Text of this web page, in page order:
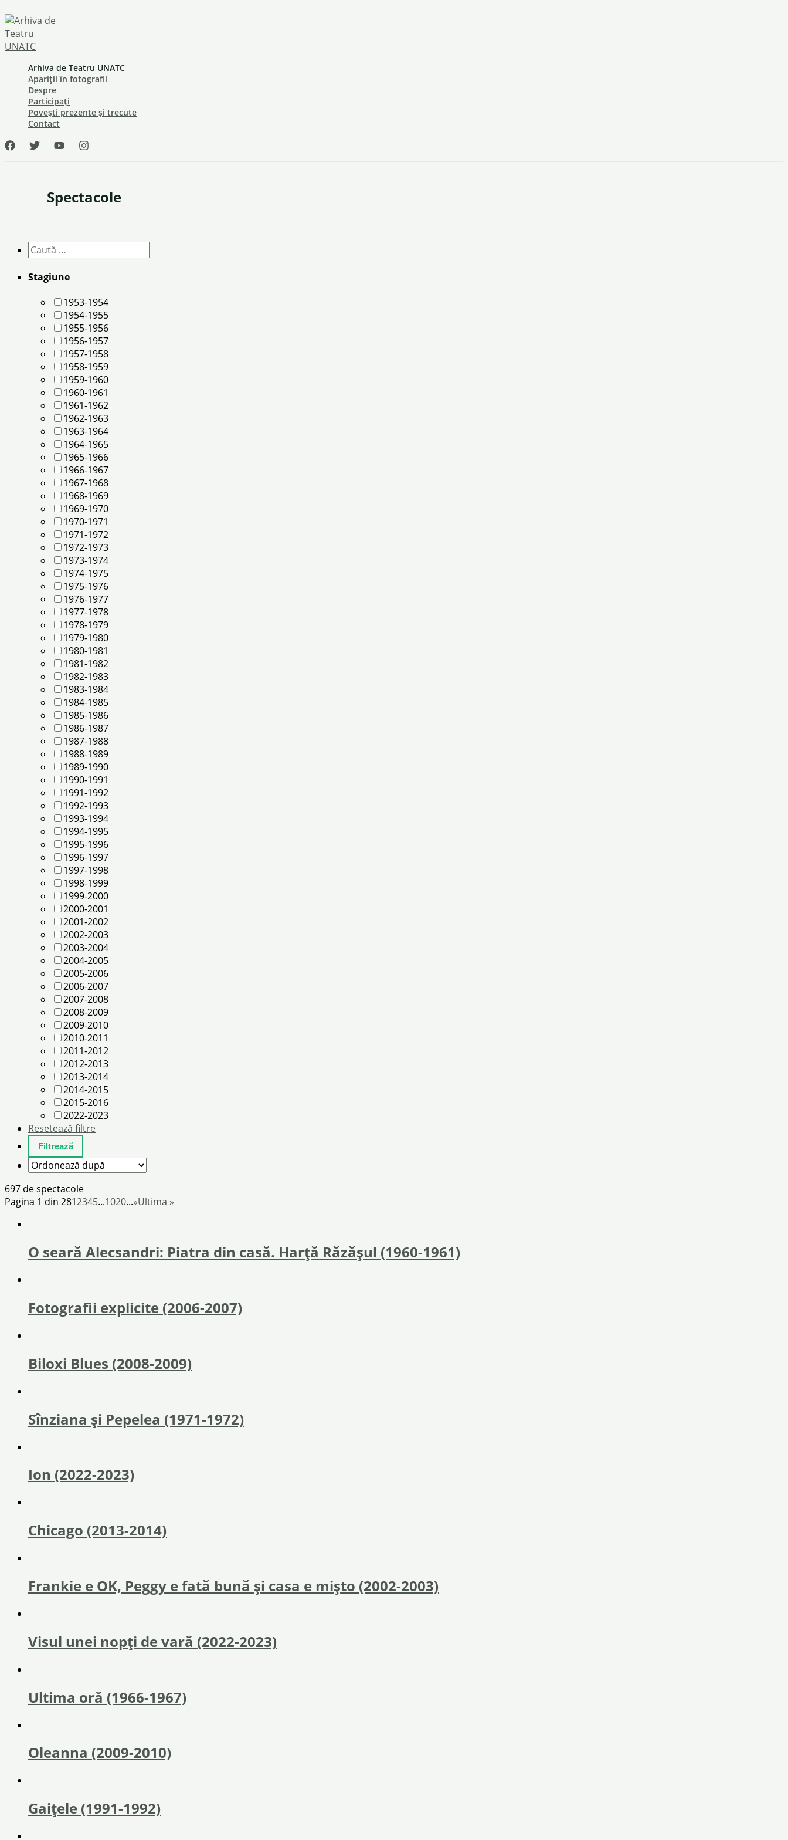
to
content
Arhiva de Teatru UNATC
Apariții în fotografii
Despre
Participați
Povești prezente și trecute
Contact
Spectacole
Stagiune
1953-1954
1954-1955
1955-1956
1956-1957
1957-1958
1958-1959
1959-1960
1960-1961
1961-1962
1962-1963
1963-1964
1964-1965
1965-1966
1966-1967
1967-1968
1968-1969
1969-1970
1970-1971
1971-1972
1972-1973
1973-1974
1974-1975
1975-1976
1976-1977
1977-1978
1978-1979
1979-1980
1980-1981
1981-1982
1982-1983
1983-1984
1984-1985
1985-1986
1986-1987
1987-1988
1988-1989
1989-1990
1990-1991
1991-1992
1992-1993
1993-1994
1994-1995
1995-1996
1996-1997
1997-1998
1998-1999
1999-2000
2000-2001
2001-2002
2002-2003
2003-2004
2004-2005
2005-2006
2006-2007
2007-2008
2008-2009
2009-2010
2010-2011
2011-2012
2012-2013
2013-2014
2014-2015
2015-2016
2022-2023
Resetează filtre
697 de spectacole
Pagina 1 din 2812345...1020...»Ultima »
O seară Alecsandri: Piatra din casă. Harță Răzăşul (1960-1961)
Fotografii explicite (2006-2007)
Biloxi Blues (2008-2009)
Sînziana și Pepelea (1971-1972)
Ion (2022-2023)
Chicago (2013-2014)
Frankie e OK, Peggy e fată bună și casa e mișto (2002-2003)
Visul unei nopți de vară (2022-2023)
Ultima oră (1966-1967)
Oleanna (2009-2010)
Gaițele (1991-1992)